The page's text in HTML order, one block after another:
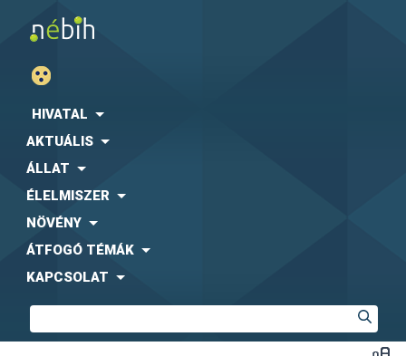
HIVATAL
AKTUÁLIS
ÁLLAT
ÉLELMISZER
NÖVÉNY
ÁTFOGÓ TÉMÁK
KAPCSOLAT